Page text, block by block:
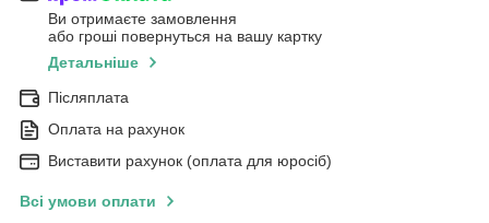
Ви отримаєте замовлення
або гроші повернуться на вашу картку
Детальніше
Післяплата
Оплата на рахунок
Виставити рахунок (оплата для юросіб)
Всі умови оплати